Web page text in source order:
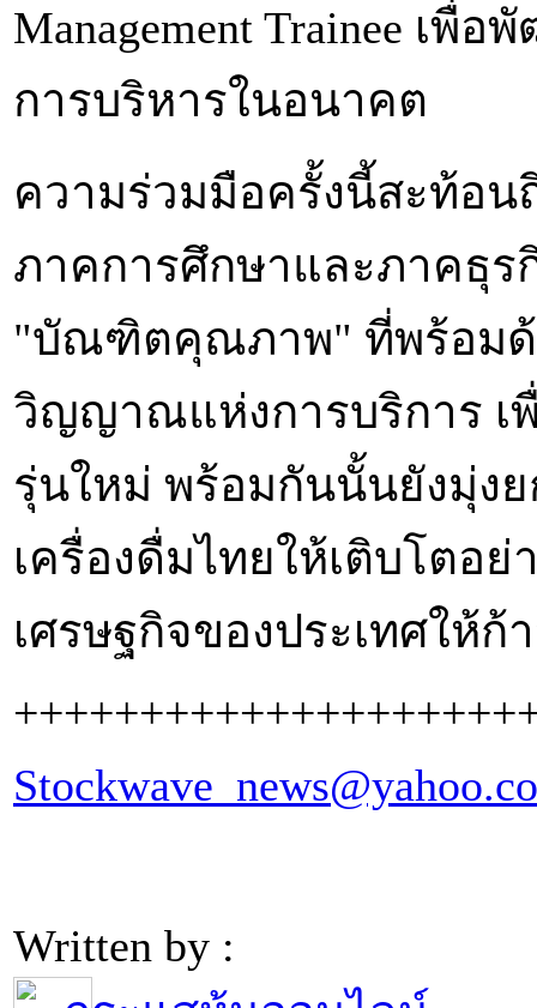
Management Trainee เ
การบริหารในอนาคต
ความร่วมมือครั้งนี้สะท้อ
ภาคการศึกษาและภาคธุร
"บัณฑิตคุณภาพ" ที่พร้อมด้
วิญญาณแห่งการบริการ เ
รุ่นใหม่ พร้อมกันนั้นยังมุ่ง
เครื่องดื่มไทยให้เติบโตอ
เศรษฐกิจของประเทศให้
Written by :